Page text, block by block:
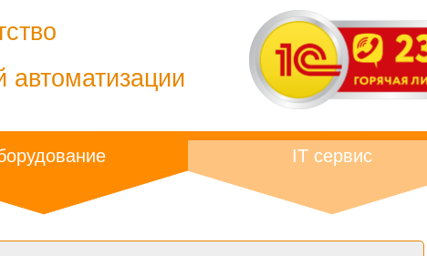
автоматизации
IT сервис